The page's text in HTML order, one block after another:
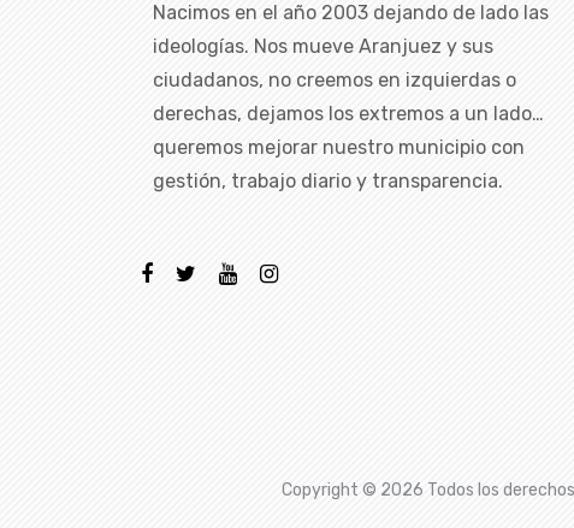
Nacimos en el año 2003 dejando de lado las
ideologías. Nos mueve Aranjuez y sus
ciudadanos, no creemos en izquierdas o
derechas, dejamos los extremos a un lado…
queremos mejorar nuestro municipio con
gestión, trabajo diario y transparencia.
Copyright © 2026 Todos los